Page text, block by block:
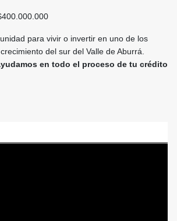
para vivir o invertir en uno de los
del sur del Valle de Aburrá.
en todo el proceso de tu crédito